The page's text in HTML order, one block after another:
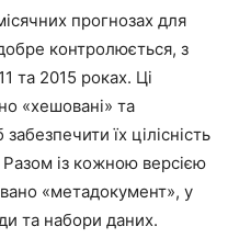
прогнозах для
контролюється, з
та 2015 роках. Ці
«хешовані» та
їх цілісність
із кожною версією
«метадокумент», у
та набори даних.